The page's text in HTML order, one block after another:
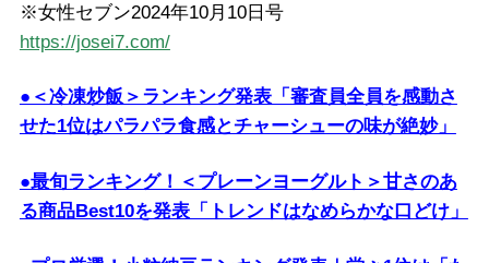
※女性セブン2024年10月10日号
https://josei7.com/
●＜冷凍炒飯＞ランキング発表「審査員全員を感動さ
せた1位はパラパラ食感とチャーシューの味が絶妙」
●最旬ランキング！＜プレーンヨーグルト＞甘さのあ
る商品Best10を発表「トレンドはなめらかな口どけ」